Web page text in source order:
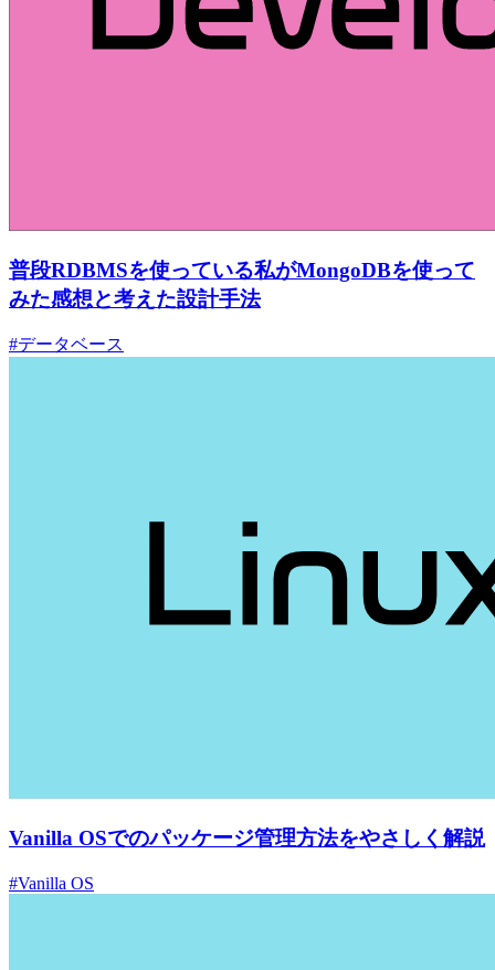
普段RDBMSを使っている私がMongoDBを使って
みた感想と考えた設計手法
#データベース
Vanilla OSでのパッケージ管理方法をやさしく解説
#Vanilla OS